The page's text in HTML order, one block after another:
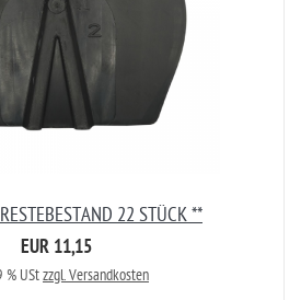
22 STÜCK **
EUR 11,15
% UStzzgl. Versandkosten